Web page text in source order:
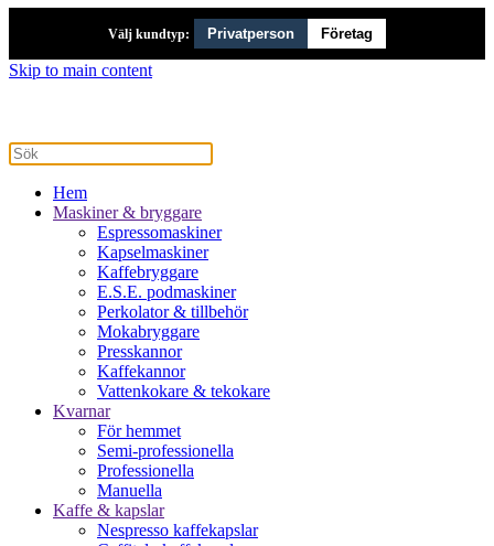
Välj kundtyp: Privatperson Företag
Skip to main content
Hem
Maskiner & bryggare
Espressomaskiner
Kapselmaskiner
Kaffebryggare
E.S.E. podmaskiner
Perkolator & tillbehör
Mokabryggare
Presskannor
Kaffekannor
Vattenkokare & tekokare
Kvarnar
För hemmet
Semi-professionella
Professionella
Manuella
Kaffe & kapslar
Nespresso kaffekapslar